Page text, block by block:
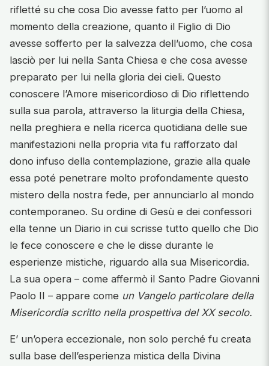
rifletté su che cosa Dio avesse fatto per l’uomo al
momento della creazione, quanto il Figlio di Dio
avesse sofferto per la salvezza dell’uomo, che cosa
lasciò per lui nella Santa Chiesa e che cosa avesse
preparato per lui nella gloria dei cieli. Questo
conoscere l’Amore misericordioso di Dio riflettendo
sulla sua parola, attraverso la liturgia della Chiesa,
nella preghiera e nella ricerca quotidiana delle sue
manifestazioni nella propria vita fu rafforzato dal
dono infuso della contemplazione, grazie alla quale
essa poté penetrare molto profondamente questo
mistero della nostra fede, per annunciarlo al mondo
contemporaneo. Su ordine di Gesù e dei confessori
ella tenne un Diario in cui scrisse tutto quello che Dio
le fece conoscere e che le disse durante le
esperienze mistiche, riguardo alla sua Misericordia.
La sua opera – come affermò il Santo Padre Giovanni
Paolo II – appare come un Vangelo particolare della
Misericordia scritto nella prospettiva del XX secolo.
E’ un’opera eccezionale, non solo perché fu creata
sulla base dell’esperienza mistica della Divina